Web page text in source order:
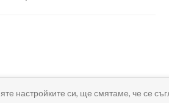
настройките си, ще смятаме, че се